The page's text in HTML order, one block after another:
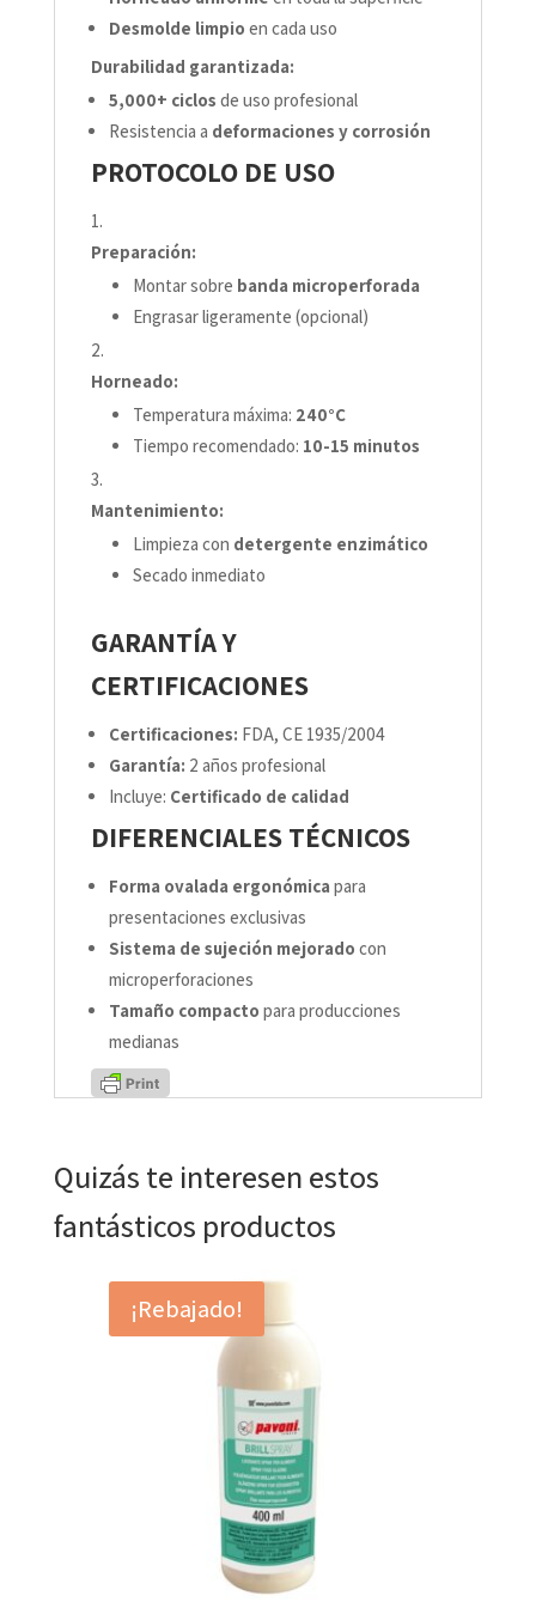
Desmolde limpio en cada uso
Durabilidad garantizada:
5,000+ ciclos de uso profesional
Resistencia a deformaciones y corrosión
PROTOCOLO DE USO
Preparación:
Montar sobre banda microperforada
Engrasar ligeramente (opcional)
Horneado:
Temperatura máxima: 240°C
Tiempo recomendado: 10-15 minutos
Mantenimiento:
Limpieza con detergente enzimático
Secado inmediato
GARANTÍA Y
CERTIFICACIONES
Certificaciones: FDA, CE 1935/2004
Garantía: 2 años profesional
Incluye: Certificado de calidad
DIFERENCIALES TÉCNICOS
Forma ovalada ergonómica para
presentaciones exclusivas
Sistema de sujeción mejorado con
microperforaciones
Tamaño compacto para producciones
medianas
Quizás te interesen estos
fantásticos productos
¡Rebajado!